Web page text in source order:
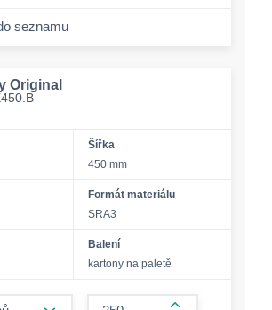
seznamu
Original
Šířka
450 mm
Formát materiálu
SRA3
Balení
kartony na paletě